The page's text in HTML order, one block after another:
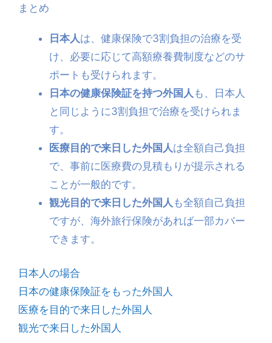
まとめ
日本人は、健康保険で3割負担の治療を受
け、必要に応じて高額療養費制度などのサ
ポートも受けられます。
日本の健康保険証を持つ外国人 も、日本人
と同じように3割負担で治療を受けられま
す。
医療目的で来日した外国人は全額自己負担
で、事前に医療費の見積もりが提示される
ことが一般的です。
観光目的で来日した外国人 も全額自己負担
ですが、海外旅行保険があれば一部カバー
できます。
日本人の場合
日本の健康保険証をもった外国人
医療を目的で来日した外国人
観光で来日した外国人